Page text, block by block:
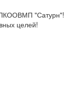
"Сатурн"!
целей!